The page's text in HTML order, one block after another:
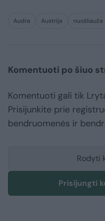
Audra Austrija nuošliauža
Komentuoti po šiuo
Komentuoti gali tik
Prisijunkite prie
bendruomenės ir
Rodyti
Prisijungti